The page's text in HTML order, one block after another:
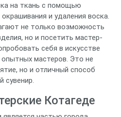
на ткань с помощью
и удаления воска.
не только возможность
но и посетить мастер-
себя в искусстве
мастеров. Это не
но и отличный способ
сувенир.
Котагеде